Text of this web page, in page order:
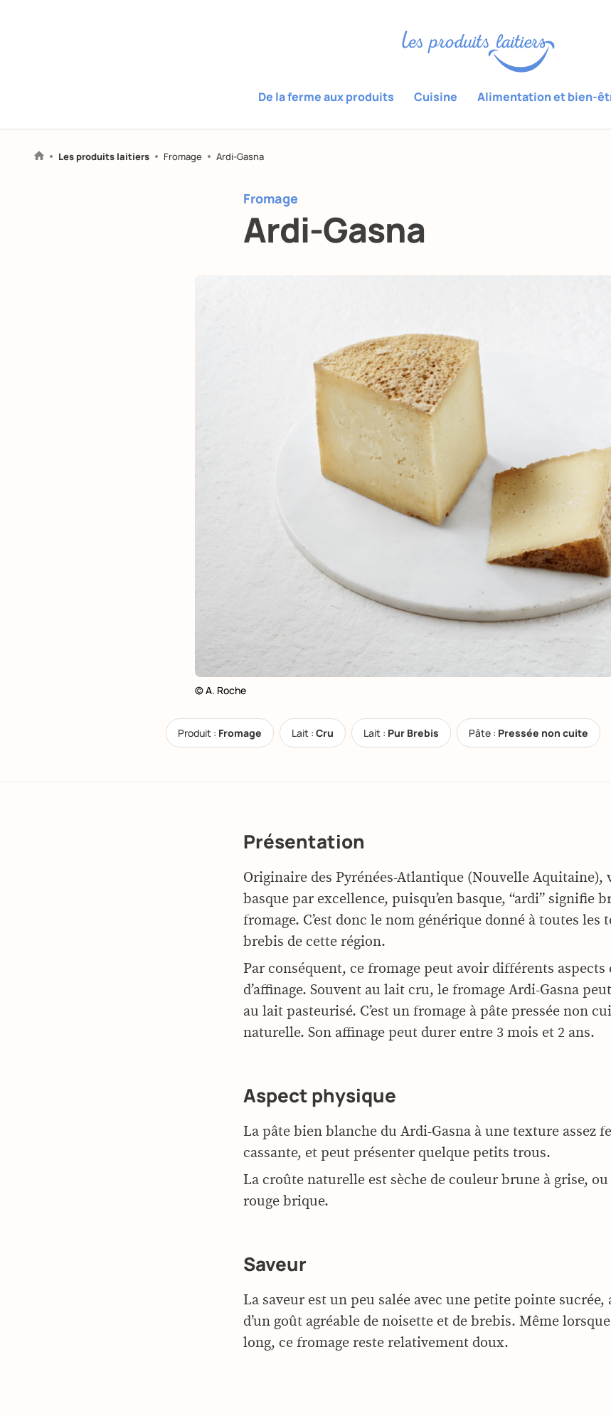
De la ferme aux produits Cuisine Alimentation et bien-
Les produits laitiers Fromage Ardi-Gasna
Fromage
Ardi-Gasna
© A. Roche
Produit : Fromage Lait : Cru Lait : Pur Brebis Pâte : Pressée non cuite
Présentation
Originaire des Pyrénées-Atlantique (Nouvelle Aquitaine),
basque par excellence, puisqu’en basque, “ardi” signifie
fromage. C’est donc le nom générique donné à toutes les
brebis de cette région.
Par conséquent, ce fromage peut avoir différents aspects
d’affinage. Souvent au lait cru, le fromage Ardi-Gasna
au lait pasteurisé. C’est un fromage à pâte pressée non
naturelle. Son affinage peut durer entre 3 mois et 2 ans.
Aspect physique
La pâte bien blanche du Ardi-Gasna à une texture assez
cassante, et peut présenter quelque petits trous.
La croûte naturelle est sèche de couleur brune à grise,
rouge brique.
Saveur
La saveur est un peu salée avec une petite pointe sucrée,
d’un goût agréable de noisette et de brebis. Même lorsque
long, ce fromage reste relativement doux.